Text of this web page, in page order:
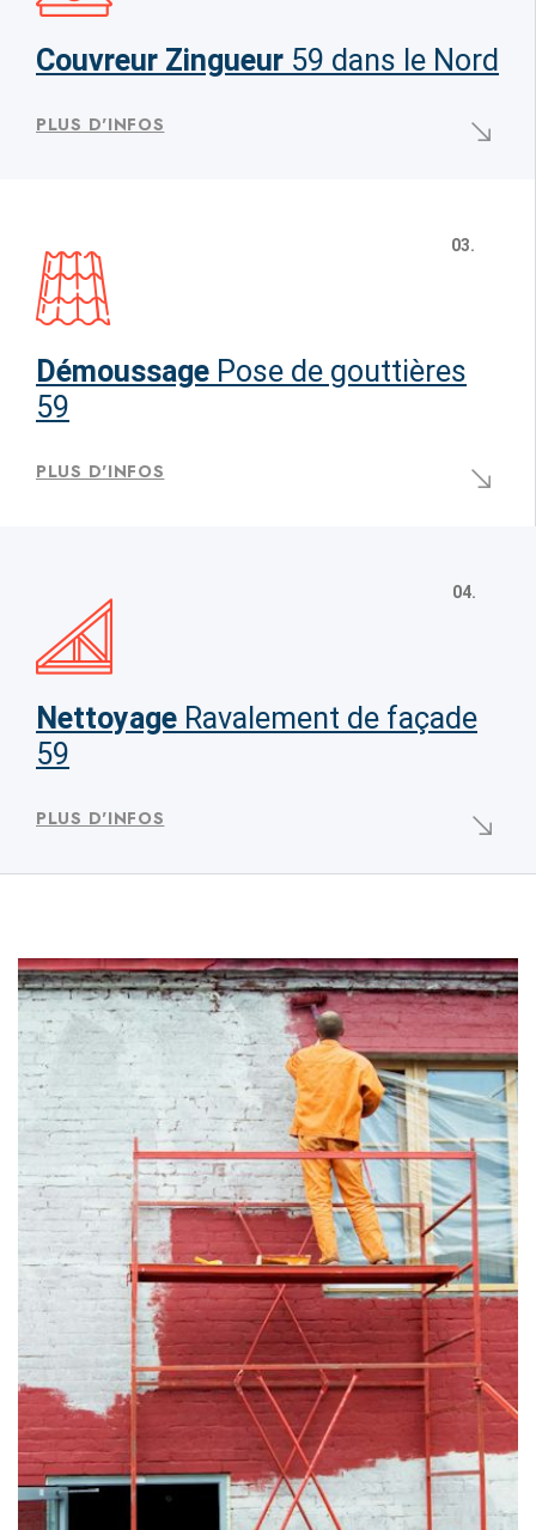
Couvreur Zingueur 59 dans le Nord
PLUS D'INFOS
03.
Démoussage Pose de gouttières
59
PLUS D'INFOS
04.
Nettoyage Ravalement de façade
59
PLUS D'INFOS